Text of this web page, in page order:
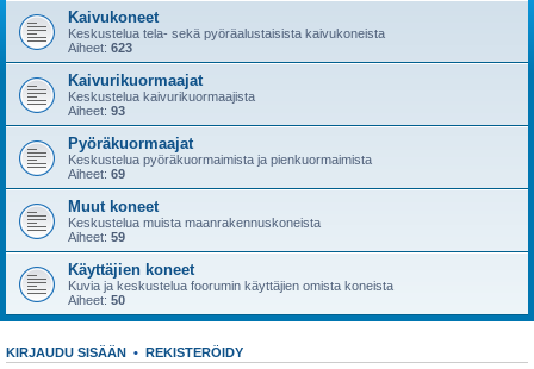
Kaivukoneet
Keskustelua tela- sekä pyöräalustaisista kaivukoneista
Aiheet: 623
Kaivurikuormaajat
Keskustelua kaivurikuormaajista
Aiheet: 93
Pyöräkuormaajat
Keskustelua pyöräkuormaimista ja pienkuormaimista
Aiheet: 69
Muut koneet
Keskustelua muista maanrakennuskoneista
Aiheet: 59
Käyttäjien koneet
Kuvia ja keskustelua foorumin käyttäjien omista koneista
Aiheet: 50
KIRJAUDU SISÄÄN • REKISTERÖIDY